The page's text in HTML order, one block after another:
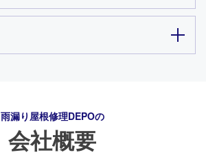
雨漏り屋根修理DEPOの
会社概要